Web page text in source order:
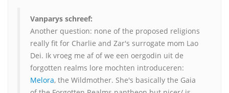
Vanparys schreef:
Another question: none of the proposed religions
really fit for Charlie and Zar's surrogate mom Lao
Dei. Ik vroeg me af of we een oergodin uit de
forgotten realms lore mochten introduceren:
Melora, the Wildmother. She's basically the Gaia